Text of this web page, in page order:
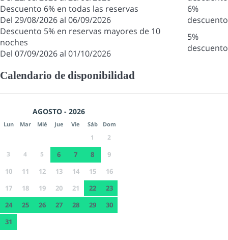
Descuento 6% en todas las reservas
Del 29/08/2026 al 06/09/2026
6%
descuento
Descuento 5% en reservas mayores de 10
noches
Del 07/09/2026 al 01/10/2026
5%
descuento
Calendario de disponibilidad
AGOSTO - 2026
Lun Mar Mié Jue Vie Sáb Dom
1
2
3
4 5 6 7 8
9
10
11 12 13 14 15
16
17
18 19 20 21 22
23
24
25 26 27 28 29
30
31